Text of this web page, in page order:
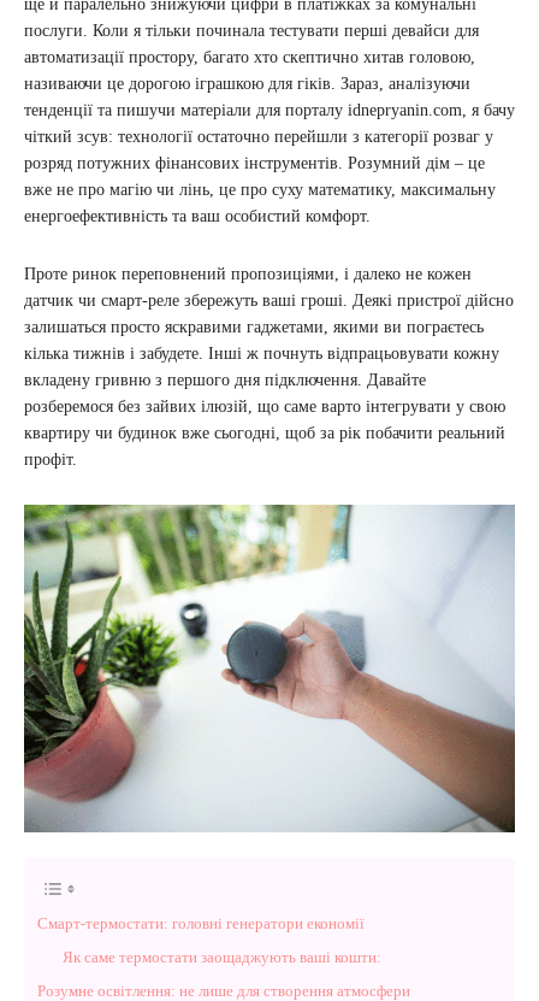
ще й паралельно знижуючи цифри в платіжках за комунальні
послуги. Коли я тільки починала тестувати перші девайси для
автоматизації простору, багато хто скептично хитав головою,
називаючи це дорогою іграшкою для гіків. Зараз, аналізуючи
тенденції та пишучи матеріали для порталу idnepryanin.com, я бачу
чіткий зсув: технології остаточно перейшли з категорії розваг у
розряд потужних фінансових інструментів. Розумний дім – це
вже не про магію чи лінь, це про суху математику, максимальну
енергоефективність та ваш особистий комфорт.
Проте ринок переповнений пропозиціями, і далеко не кожен
датчик чи смарт-реле збережуть ваші гроші. Деякі пристрої дійсно
залишаться просто яскравими гаджетами, якими ви пограєтесь
кілька тижнів і забудете. Інші ж почнуть відпрацьовувати кожну
вкладену гривню з першого дня підключення. Давайте
розберемося без зайвих ілюзій, що саме варто інтегрувати у свою
квартиру чи будинок вже сьогодні, щоб за рік побачити реальний
профіт.
Смарт-термостати: головні генератори економії
Як саме термостати заощаджують ваші кошти:
Розумне освітлення: не лише для створення атмосфери